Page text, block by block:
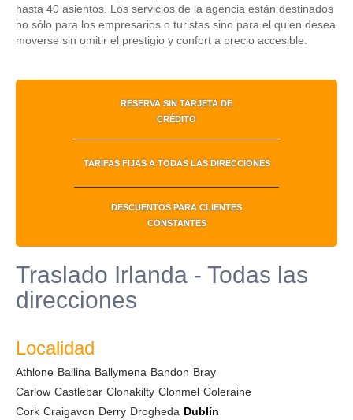
hasta 40 asientos. Los servicios de la agencia están destinados
no sólo para los empresarios o turistas sino para el quien desea
moverse sin omitir el prestigio y confort a precio accesible.
RESERVA SIN TARJETA DE
CRÉDITO
TARIFAS FIJAS A TODAS LAS DIRECCIONES
DESCUENTOS PARA CLIENTES
CONSTANTES
Traslado Irlanda - Todas las
direcciones
Localidad
Athlone Ballina Ballymena Bandon Bray
Carlow Castlebar Clonakilty Clonmel Coleraine
Cork Craigavon Derry Drogheda Dublín